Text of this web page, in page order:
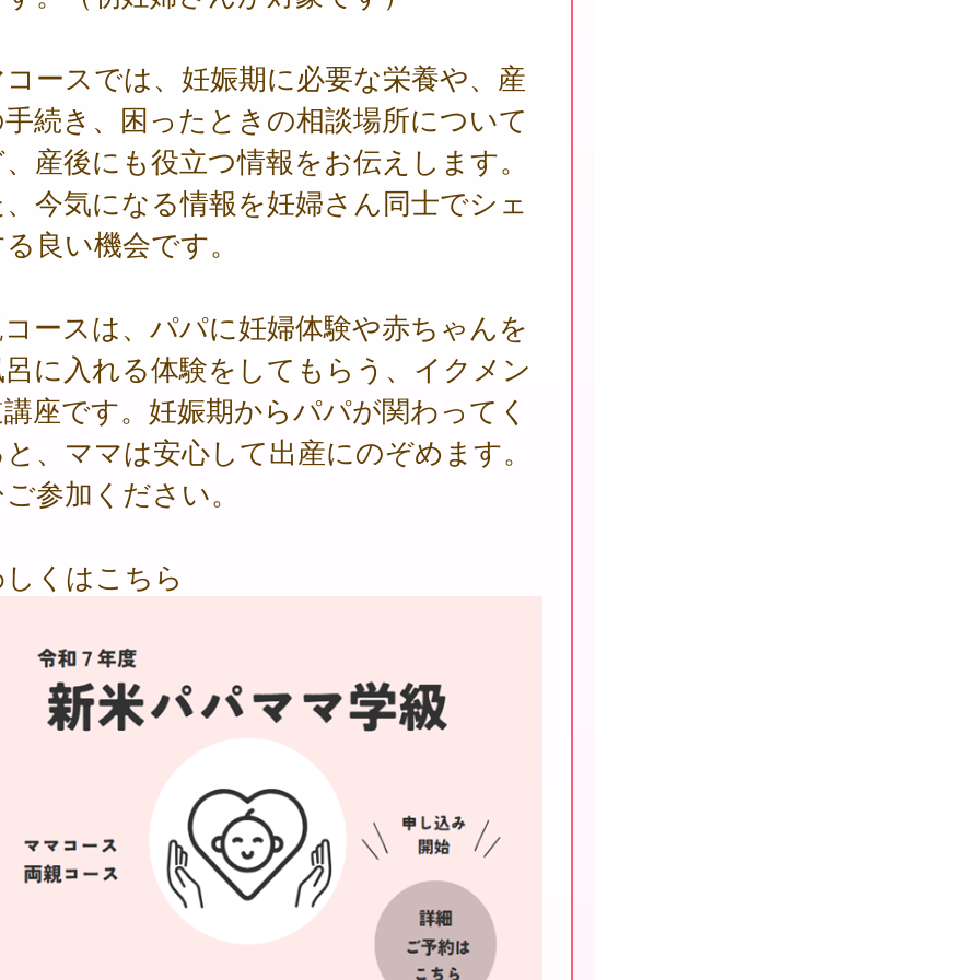
ースでは、妊娠期に必要な栄養や、産
続き、困ったときの相談場所について
産後にも役立つ情報をお伝えします。
今気になる情報を妊婦さん同士でシェ
良い機会です。
ースは、パパに妊婦体験や赤ちゃんを
に入れる体験をしてもらう、イクメン
座です。妊娠期からパパが関わってく
、ママは安心して出産にのぞめます。
参加ください。
くはこちら